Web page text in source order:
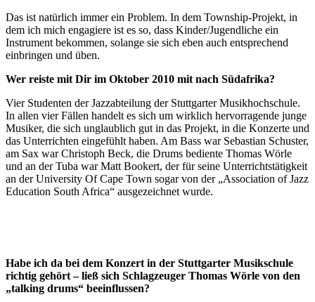
Das ist natürlich immer ein Problem. In dem Township-Projekt, in
dem ich mich engagiere ist es so, dass Kinder/Jugendliche ein
Instrument bekommen, solange sie sich eben auch entsprechend
einbringen und üben.
Wer reiste mit Dir im Oktober 2010 mit nach Südafrika?
Vier Studenten der Jazzabteilung der Stuttgarter Musikhochschule.
In allen vier Fällen handelt es sich um wirklich hervorragende junge
Musiker, die sich unglaublich gut in das Projekt, in die Konzerte und
das Unterrichten eingefühlt haben. Am Bass war Sebastian Schuster,
am Sax war Christoph Beck, die Drums bediente Thomas Wörle
und an der Tuba war Matt Bookert, der für seine Unterrichtstätigkeit
an der University Of Cape Town sogar von der „Association of Jazz
Education South Africa“ ausgezeichnet wurde.
Habe ich da bei dem Konzert in der Stuttgarter Musikschule
richtig gehört – ließ sich Schlagzeuger Thomas Wörle von den
„talking drums“ beeinflussen?